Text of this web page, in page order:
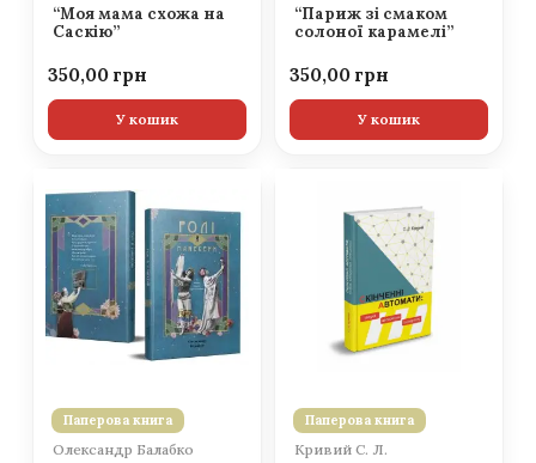
“Моя мама схожа на
Саскію”
350,00
У кошик
“Париж зі смаком
солоної карамелі”
350,00
У кошик
Паперова книга
Олександр Балабко
Паперова книга
Кривий С. Л.